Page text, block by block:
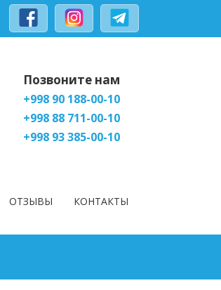
Позвоните нам
+998 90 188-00-10
+998 88 711-00-10
+998 93 385-00-10
ОТЗЫВЫ КОНТАКТЫ